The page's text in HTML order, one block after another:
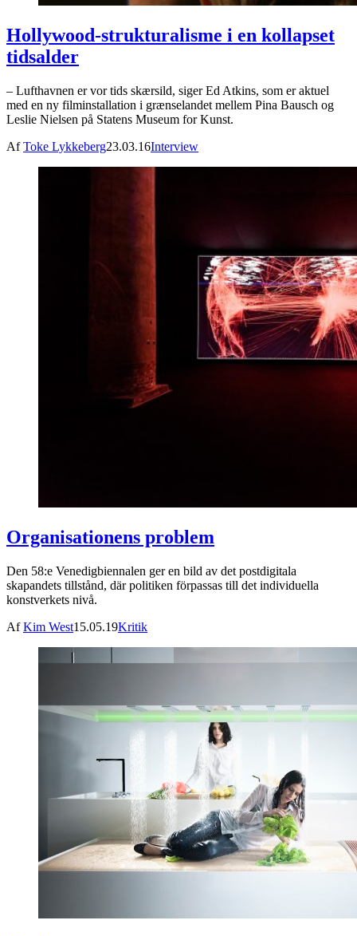
Hollywood-strukturalisme i en kollapset
tidsalder
– Lufthavnen er vor tids skærsild, siger Ed Atkins, som er aktuel
med en ny filminstallation i grænselandet mellem Pina Bausch og
Leslie Nielsen på Statens Museum for Kunst.
AfToke Lykkeberg23.03.16Interview
Organisationens problem
Den 58:e Venedigbiennalen ger en bild av det postdigitala
skapandets tillstånd, där politiken förpassas till det individuella
konstverkets nivå.
AfKim West15.05.19Kritik